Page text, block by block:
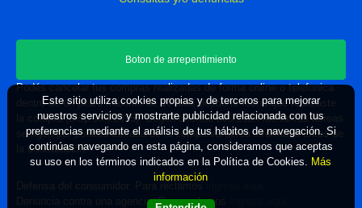
Boton de arrepentimiento
Podés cancelar tus compras realizadas de forma online o telefonica
dentro de un plazo máximo de 10 días desde la fecha que realizaste
la compra (Disp.954/2025). Según decreto 809/2024 las tarifas aéreas
se rigen por política tarifaria de la compañía aérea informada antes de
la contratación.
Defensa del consumidor. Para reclamos
Denuncia contra una agencia. Para reclamos
Este sitio utiliza cookies propias y de terceros para mejorar
nuestros servicios y mostrarte publicidad relacionada con tus
preferencias mediante el análisis de tus hábitos de navegación. Si
continúas navegando en esta página, consideramos que aceptas
su uso en los términos indicados en la Política de Cookies. Más
información